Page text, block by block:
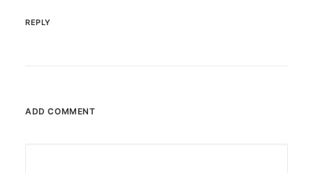
REPLY
ADD COMMENT